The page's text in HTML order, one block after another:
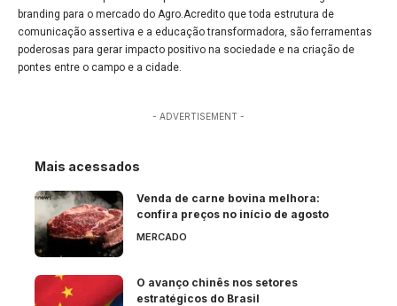
branding para o mercado do Agro.Acredito que toda estrutura de
comunicação assertiva e a educação transformadora, são ferramentas
poderosas para gerar impacto positivo na sociedade e na criação de
pontes entre o campo e a cidade.
- ADVERTISEMENT -
Mais acessados
Venda de carne bovina melhora:
confira preços no início de agosto
MERCADO
O avanço chinês nos setores
estratégicos do Brasil